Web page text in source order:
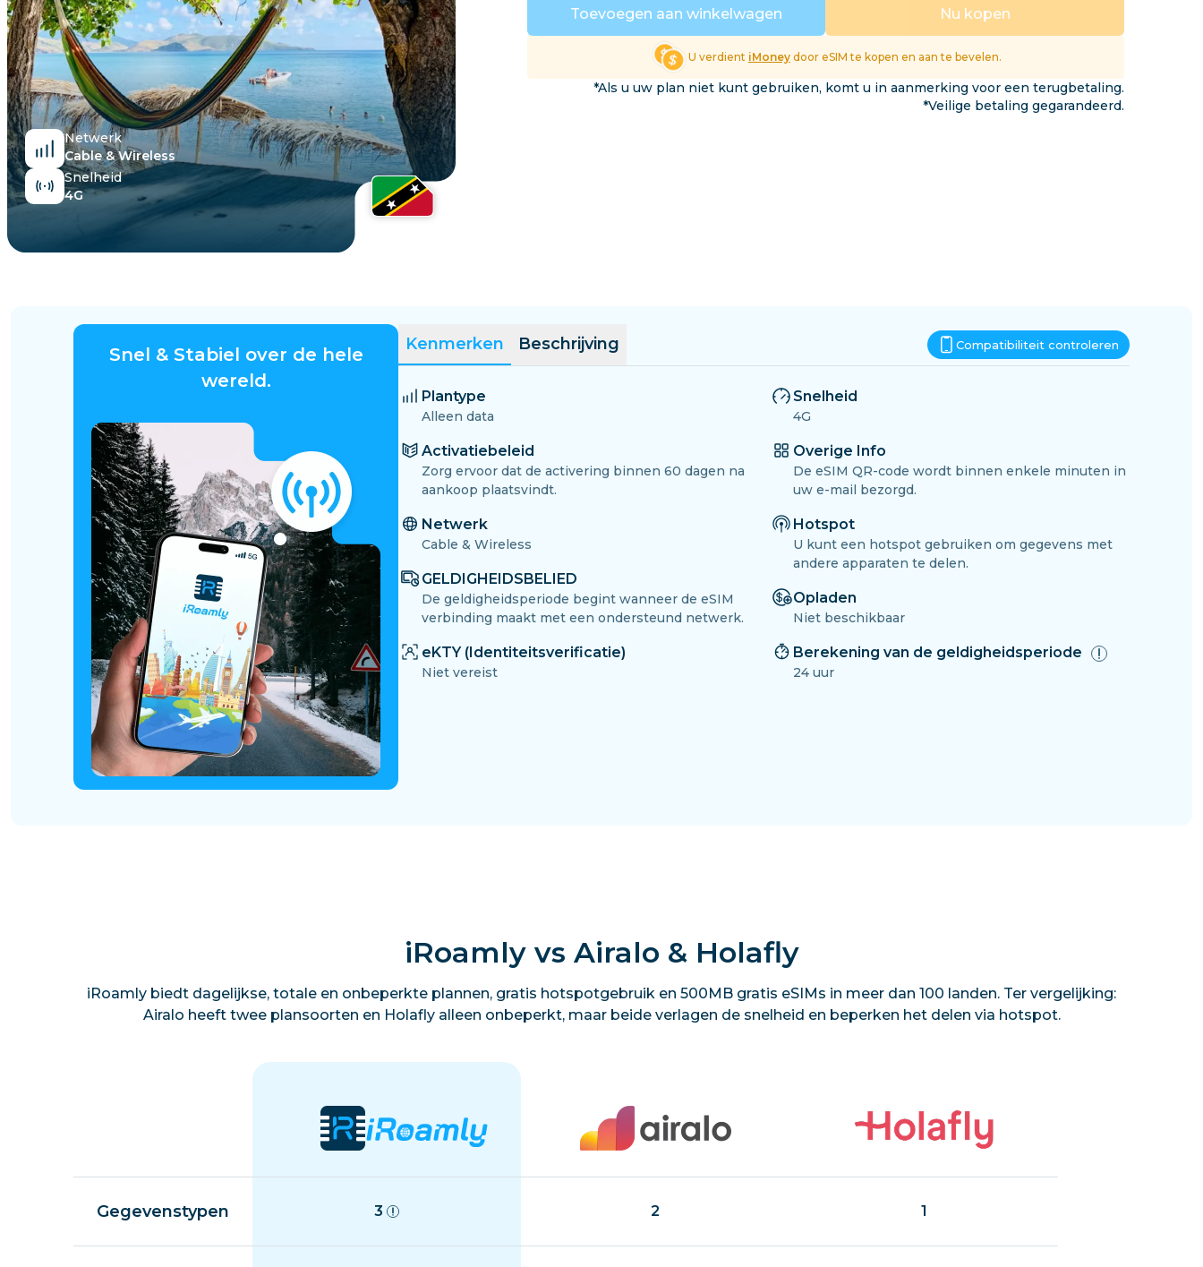
Verken Alle Bestemmingen
Netwerk
Cable & Wireless
Snelheid
4G
Toevoegen aan winkelwagen Nu kopen
U verdient iMoneydoor eSIM te kopen en aan te bevelen.
*Als u uw plan niet kunt gebruiken, komt u in aanmerking voor een terugbetaling.
*Veilige betaling gegarandeerd.
Snel & Stabiel over de hele
wereld.
Kenmerken Beschrijving Compatibiliteit controleren
Plantype
Alleen data
Activatiebeleid
Zorg ervoor dat de activering binnen 60 dagen na
aankoop plaatsvindt.
Netwerk
Cable & Wireless
GELDIGHEIDSBELIED
De geldigheidsperiode begint wanneer de eSIM
verbinding maakt met een ondersteund netwerk.
eKTY (Identiteitsverificatie)
Niet vereist
Snelheid
4G
Overige Info
De eSIM QR-code wordt binnen enkele minuten in
uw e-mail bezorgd.
Hotspot
U kunt een hotspot gebruiken om gegevens met
andere apparaten te delen.
Opladen
Niet beschikbaar
Berekening van de geldigheidsperiode
24 uur
iRoamly vs Airalo & Holafly
iRoamly biedt dagelijkse, totale en onbeperkte plannen, gratis hotspotgebruik en 500MB gratis eSIMs in meer dan 100 landen. Ter vergelijking:
Airalo heeft twee plansoorten en Holafly alleen onbeperkt, maar beide verlagen de snelheid en beperken het delen via hotspot.
Gegevenstypen 3 2 1